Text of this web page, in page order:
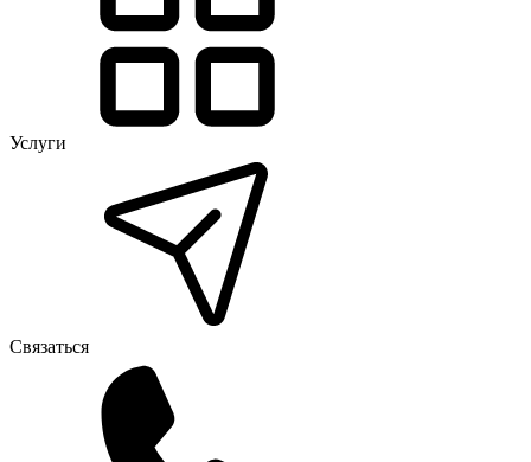
Услуги
Связаться